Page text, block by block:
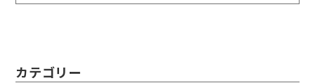
カテゴリー